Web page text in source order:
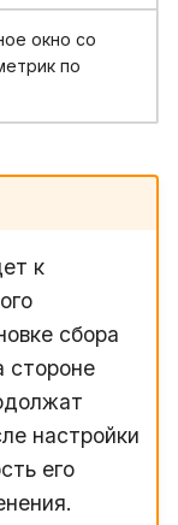
окно со
по
к
сбора
стороне
настройки
его